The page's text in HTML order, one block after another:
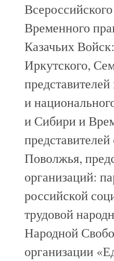
Временного
Казачьих
Иркутского,
и
и Сибири и
Поволжья,
организаций:
российской
трудовой
Народной
организации